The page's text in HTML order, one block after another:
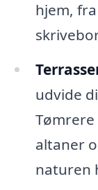
hjem,
udvide
altaner
naturen